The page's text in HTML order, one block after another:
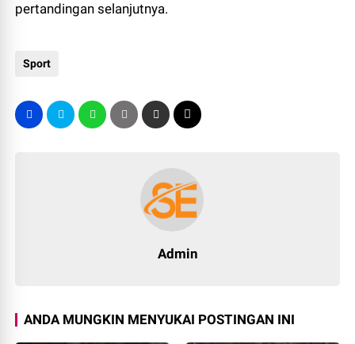
pertandingan selanjutnya.
Sport
Admin
ANDA MUNGKIN MENYUKAI POSTINGAN INI